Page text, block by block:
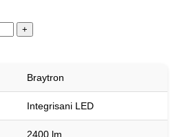
+
Braytron
Integrisani LED
2400 lm